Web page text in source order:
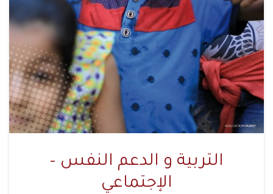
التربية و الدعم النفس –
الإجتماعي